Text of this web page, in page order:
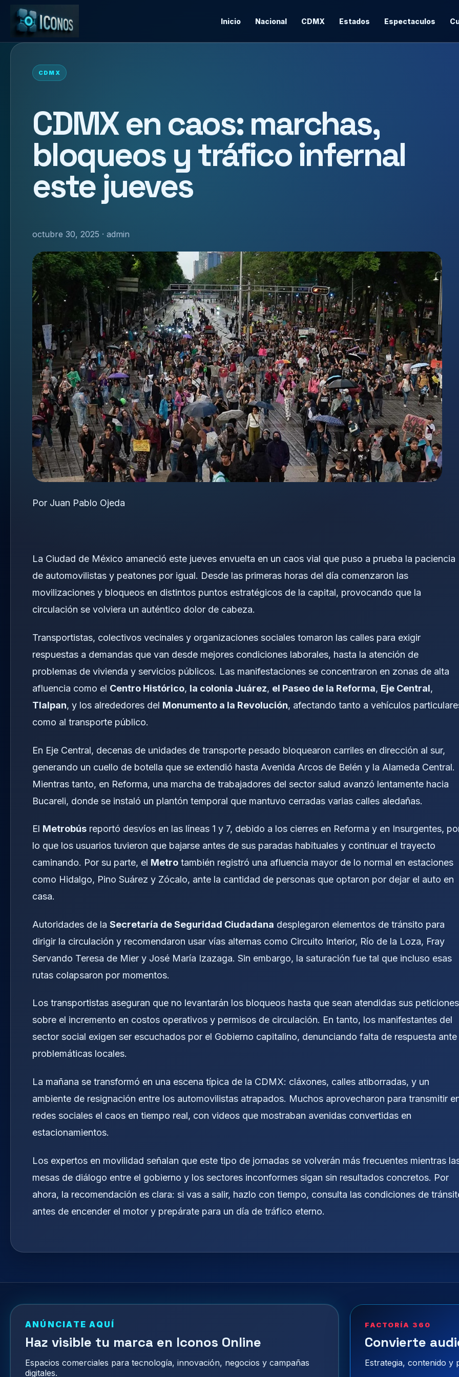
Inicio Nacional CDMX Estados Espectaculos
CDMX
CDMX en caos: marchas,
bloqueos y tráfico infernal
este jueves
octubre 30, 2025 · admin
Por Juan Pablo Ojeda
La Ciudad de México amaneció este jueves envuelta en un caos vial que puso a prueba la paciencia
de automovilistas y peatones por igual. Desde las primeras horas del día comenzaron las
movilizaciones y bloqueos en distintos puntos estratégicos de la capital, provocando que la
circulación se volviera un auténtico dolor de cabeza.
Transportistas, colectivos vecinales y organizaciones sociales tomaron las calles para exigir
respuestas a demandas que van desde mejores condiciones laborales, hasta la atención de
problemas de vivienda y servicios públicos. Las manifestaciones se concentraron en zonas de alta
afluencia como el Centro Histórico, la colonia Juárez, el Paseo de la Reforma, Eje Central,
Tlalpan, y los alrededores del Monumento a la Revolución, afectando tanto a vehículos
como al transporte público.
En Eje Central, decenas de unidades de transporte pesado bloquearon carriles en dirección al sur,
generando un cuello de botella que se extendió hasta Avenida Arcos de Belén y la Alameda Central.
Mientras tanto, en Reforma, una marcha de trabajadores del sector salud avanzó lentamente hacia
Bucareli, donde se instaló un plantón temporal que mantuvo cerradas varias calles aledañas.
El Metrobús reportó desvíos en las líneas 1 y 7, debido a los cierres en Reforma y en Insurgentes,
lo que los usuarios tuvieron que bajarse antes de sus paradas habituales y continuar el trayecto
caminando. Por su parte, el Metro también registró una afluencia mayor de lo normal en estaciones
como Hidalgo, Pino Suárez y Zócalo, ante la cantidad de personas que optaron por dejar el auto en
casa.
Autoridades de la Secretaría de Seguridad Ciudadana desplegaron elementos de tránsito para
dirigir la circulación y recomendaron usar vías alternas como Circuito Interior, Río de la Loza, Fray
Servando Teresa de Mier y José María Izazaga. Sin embargo, la saturación fue tal que incluso esas
rutas colapsaron por momentos.
Los transportistas aseguran que no levantarán los bloqueos hasta que sean atendidas sus peticiones
sobre el incremento en costos operativos y permisos de circulación. En tanto, los manifestantes del
sector social exigen ser escuchados por el Gobierno capitalino, denunciando falta de respuesta ante
problemáticas locales.
La mañana se transformó en una escena típica de la CDMX: cláxones, calles atiborradas, y un
ambiente de resignación entre los automovilistas atrapados. Muchos aprovecharon para transmitir
redes sociales el caos en tiempo real, con videos que mostraban avenidas convertidas en
estacionamientos.
Los expertos en movilidad señalan que este tipo de jornadas se volverán más frecuentes mientras
mesas de diálogo entre el gobierno y los sectores inconformes sigan sin resultados concretos. Por
ahora, la recomendación es clara: si vas a salir, hazlo con tiempo, consulta las condiciones de
antes de encender el motor y prepárate para un día de tráfico eterno.
ANÚNCIATE AQUÍ
Haz visible tu marca en Iconos Online
Espacios comerciales para tecnología, innovación, negocios y campañas
digitales.
FACTORÍA 360
Convierte
Estrategia, contenido y